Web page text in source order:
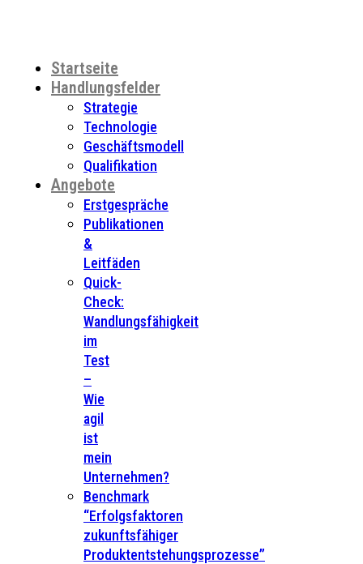
Startseite
Handlungsfelder
Strategie
Technologie
Geschäftsmodell
Qualifikation
Angebote
Erstgespräche
Publikationen
&
Leitfäden
Quick-
Check:
Wandlungsfähigkeit
im
Test
–
Wie
agil
ist
mein
Unternehmen?
Benchmark
“Erfolgsfaktoren
zukunftsfähiger
Produktentstehungsprozesse”